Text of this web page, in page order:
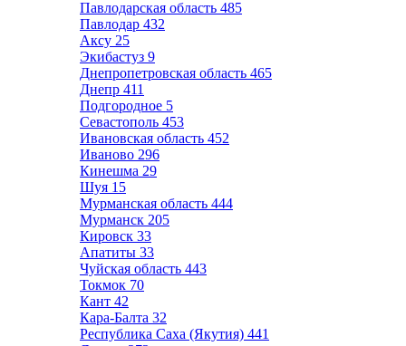
Павлодарская область 485
Павлодар 432
Аксу 25
Экибастуз 9
Днепропетровская область 465
Днепр 411
Подгородное 5
Севастополь 453
Ивановская область 452
Иваново 296
Кинешма 29
Шуя 15
Мурманская область 444
Мурманск 205
Кировск 33
Апатиты 33
Чуйская область 443
Токмок 70
Кант 42
Кара-Балта 32
Республика Саха (Якутия) 441